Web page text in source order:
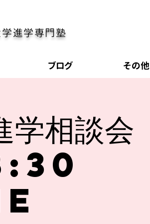
進学専門塾
ブログ その他
相談会